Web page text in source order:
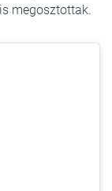
megosztottak.